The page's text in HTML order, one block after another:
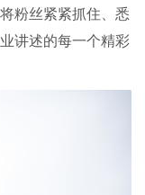
粉丝紧紧抓住、悉
讲述的每一个精彩